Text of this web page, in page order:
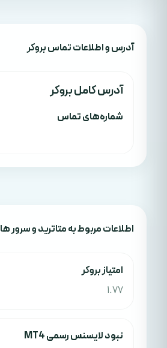
آدرس‌ و اطلاعات تماس بروکر
آدرس کامل بروکر
شماره‌های تماس
اطلاعات مربوط به متاترید و سرور ها
امتياز بروکر
1.77
نبود لایسنس رسمی MT4